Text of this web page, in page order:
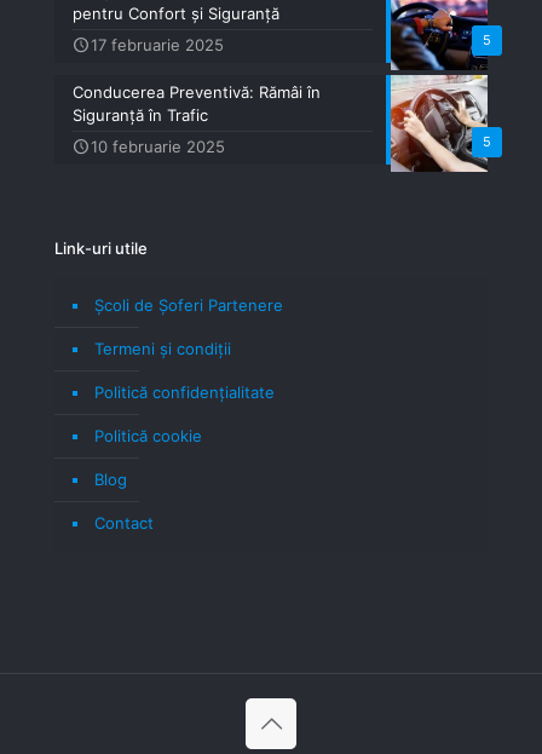
5
pentru Confort și Siguranță
17 februarie 2025
5
Conducerea Preventivă: Rămâi în
Siguranță în Trafic
10 februarie 2025
Link-uri utile
Școli de Șoferi Partenere
Termeni şi condiţii
Politică confidenţialitate
Politică cookie
Blog
Contact